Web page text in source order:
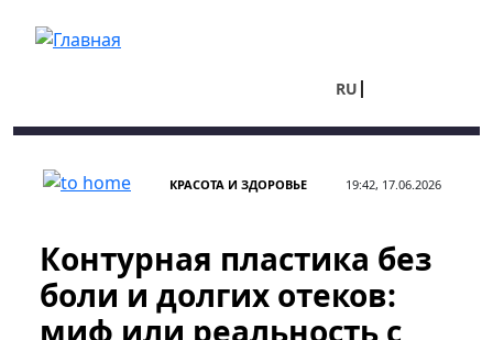
RU
КРАСОТА И ЗДОРОВЬЕ 19:42, 17.06.2026
Контурная пластика без
боли и долгих отеков:
миф или реальность с